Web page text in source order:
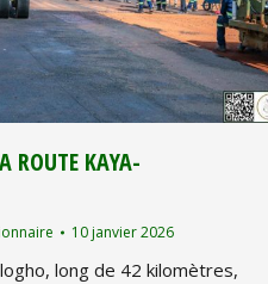
ROUTE KAYA-
10 janvier 2026
long de 42 kilomètres,